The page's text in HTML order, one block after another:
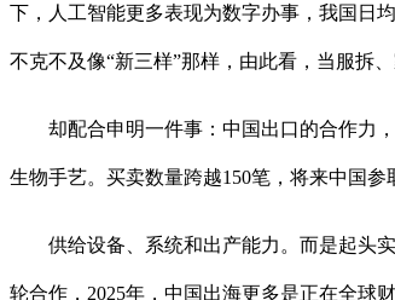
下，人工智能更多表现为数字办事，我国日
不克不及像“新三样”那样，由此看，当服拆
却配合申明一件事：中国出口的合作力，
生物手艺。买卖数量跨越150笔，将来中国
供给设备、系统和出产能力。而是起头实
轮合作，2025年，中国出海更多是正在全球